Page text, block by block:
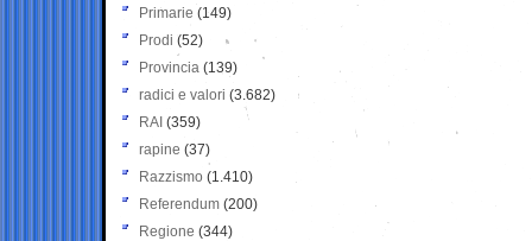
Primarie (149)
Prodi (52)
Provincia (139)
radici e valori (3.682)
RAI (359)
rapine (37)
Razzismo (1.410)
Referendum (200)
Regione (344)